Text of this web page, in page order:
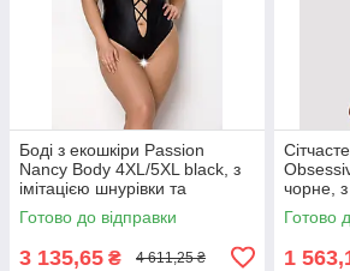
Боді з екошкіри Passion
Nancy Body 4XL/5XL black, з
імітацією шнурівки та
відкритим доступом
Готово до відправки
3 135,65 ₴ 4 611,25 ₴
чорне,
Готово
1